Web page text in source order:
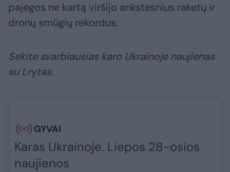
pajėgos ne kartą viršijo ankstesnius raketų ir
dronų smūgių rekordus.
Sekite svarbiausias karo Ukrainoje naujienas
su Lrytas.
GYVAI
Karas Ukrainoje. Liepos 28-osios
naujienos